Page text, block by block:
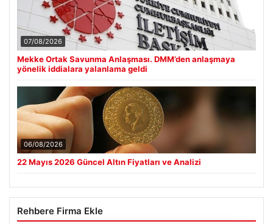
07/08/2026
Mekke Ortak Savunma Anlaşması. DMM’den anlaşmaya
yönelik iddialara yalanlama geldi
06/08/2026
22 Mayıs 2026 Güncel Altın Fiyatları ve Analizi
Rehbere Firma Ekle